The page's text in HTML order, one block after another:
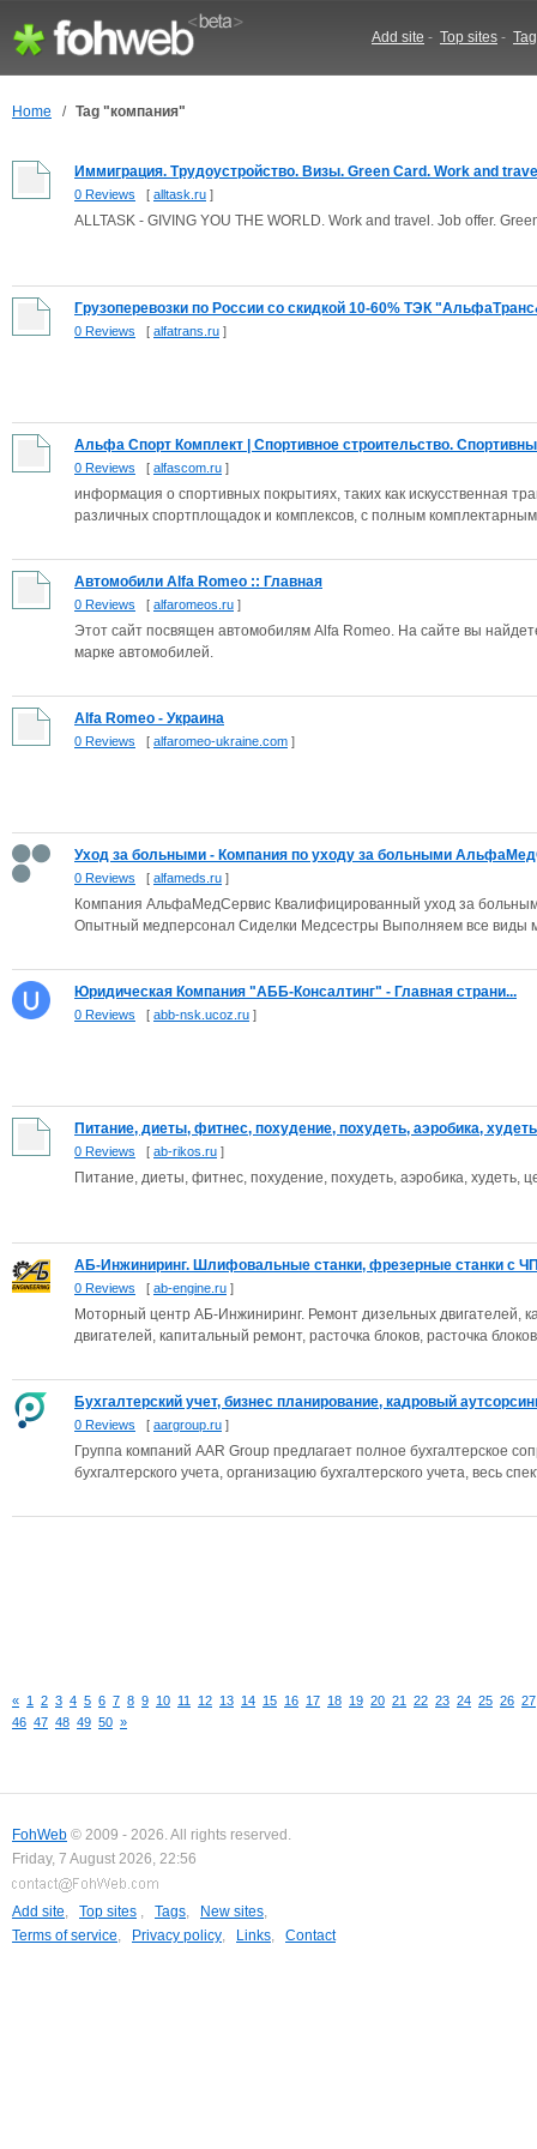
Add site - Top sites -
Home / Tag "компания"
Иммиграция. Трудоустройство. Визы. Green Card. Work and
0 Reviews [ alltask.ru ]
ALLTASK - GIVING YOU THE WORLD. Work and travel. Job offer.
Грузоперевозки по России со скидкой 10-60% ТЭК
0 Reviews [ alfatrans.ru ]
Альфа Спорт Комплект | Спортивное строительство.
0 Reviews [ alfascom.ru ]
информация о спортивных покрытиях, таких как искусственная
различных спортплощадок и комплексов, с полным
Автомобили Alfa Romeo :: Главная
0 Reviews [ alfaromeos.ru ]
Этот сайт посвящен автомобилям Alfa Romeo. На сайте вы
марке автомобилей.
Alfa Romeo - Украина
0 Reviews [ alfaromeo-ukraine.com ]
Уход за больными - Компания по уходу за больными
0 Reviews [ alfameds.ru ]
Компания АльфаМедСервис Квалифицированный уход за
Опытный медперсонал Сиделки Медсестры Выполняем все виды
Юридическая Компания "АББ-Консалтинг" - Главная страни...
0 Reviews [ abb-nsk.ucoz.ru ]
Питание, диеты, фитнес, похудение, похудеть, аэробика,
0 Reviews [ ab-rikos.ru ]
Питание, диеты, фитнес, похудение, похудеть, аэробика, худеть,
АБ-Инжиниринг. Шлифовальные станки, фрезерные станки с
0 Reviews [ ab-engine.ru ]
Моторный центр АБ-Инжиниринг. Ремонт дизельных двигателей,
двигателей, капитальный ремонт, расточка блоков, расточка
Бухгалтерский учет, бизнес планирование, кадровый
0 Reviews [ aargroup.ru ]
Группа компаний AAR Group предлагает полное бухгалтерское
бухгалтерского учета, организацию бухгалтерского учета, весь
« 1 2 3 4 5 6 7 8 9 10 11 12 13 14 15 16 17 18 19 20 21 22 23 24 25 26 27
46 47 48 49 50 »
FohWeb © 2009 - 2026. All rights reserved.
Friday, 7 August 2026, 22:56
Add site, Top sites , Tags, New sites,
Terms of service, Privacy policy, Links, Contact